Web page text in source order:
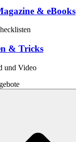
& eBooks
& Tricks
und Video